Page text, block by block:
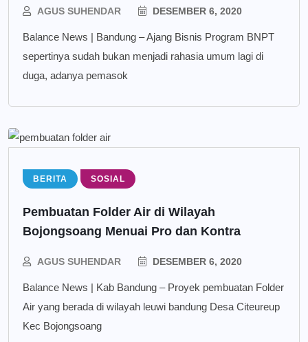
AGUS SUHENDAR DESEMBER 6, 2020
Balance News | Bandung – Ajang Bisnis Program BNPT
sepertinya sudah bukan menjadi rahasia umum lagi di
duga, adanya pemasok
BERITA SOSIAL
Pembuatan Folder Air di Wilayah
Bojongsoang Menuai Pro dan Kontra
AGUS SUHENDAR DESEMBER 6, 2020
Balance News | Kab Bandung – Proyek pembuatan Folder
Air yang berada di wilayah leuwi bandung Desa Citeureup
Kec Bojongsoang